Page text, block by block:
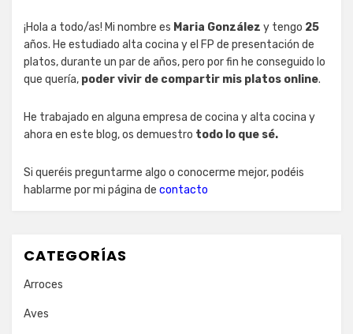
¡Hola a todo/as! Mi nombre es Maria González y tengo 25
años. He estudiado alta cocina y el FP de presentación de
platos, durante un par de años, pero por fin he conseguido lo
que quería, poder vivir de compartir mis platos online.
He trabajado en alguna empresa de cocina y alta cocina y
ahora en este blog, os demuestro todo lo que sé.
Si queréis preguntarme algo o conocerme mejor, podéis
hablarme por mi página de contacto
CATEGORÍAS
Arroces
Aves